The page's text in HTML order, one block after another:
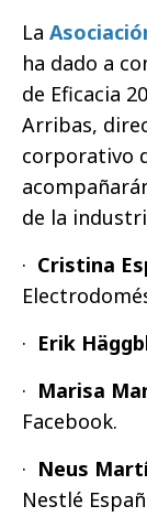
La
ha dado a
de Eficacia
Arribas,
corporativo
de la
· Cristina
· Erik
· Marisa
Facebook.
· Neus
Nestlé